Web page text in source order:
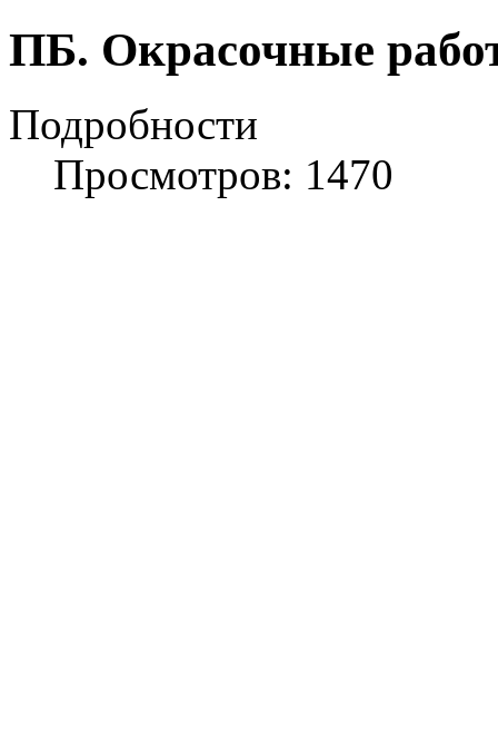
ПБ. Окрасочные
Подробности
Просмотров: 1470